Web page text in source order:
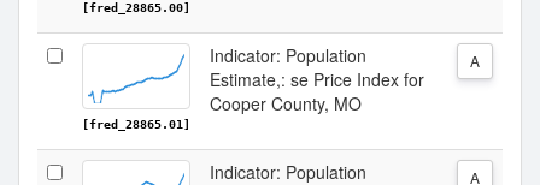
[fred_28865.00]
[fred_28865.01]
Indicator: Population
Estimate,: se Price Index for
Cooper County, MO
A
Indicator: Population
A